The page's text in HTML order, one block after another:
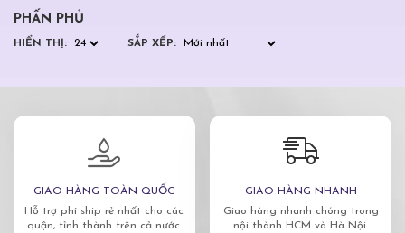
PHẤN PHỦ
HIỂN THỊ: SẮP XẾP:
GIAO HÀNG TOÀN QUỐC
Hỗ trợ phí ship rẻ nhất cho các
quận, tỉnh thành trên cả nước.
GIAO HÀNG NHANH
Giao hàng nhanh chóng trong
nội thành HCM và Hà Nội.